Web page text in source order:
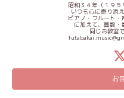
昭和３４年（１９５
いつも心に寄り添
ピアノ・フルート・
に加えて、算数・
同じお教室
お